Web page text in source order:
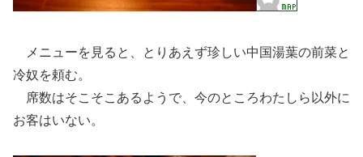
メニューを見ると、とりあえず珍しい中国湯葉の前菜と
冷奴を頼む。
席数はそこそこあるようで、今のところわたしら以外に
お客はいない。